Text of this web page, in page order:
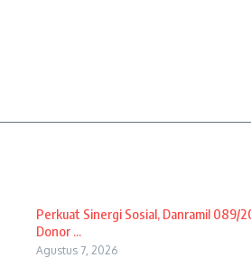
Perkuat Sinergi Sosial, Danramil 089/
Donor ...
Agustus 7, 2026